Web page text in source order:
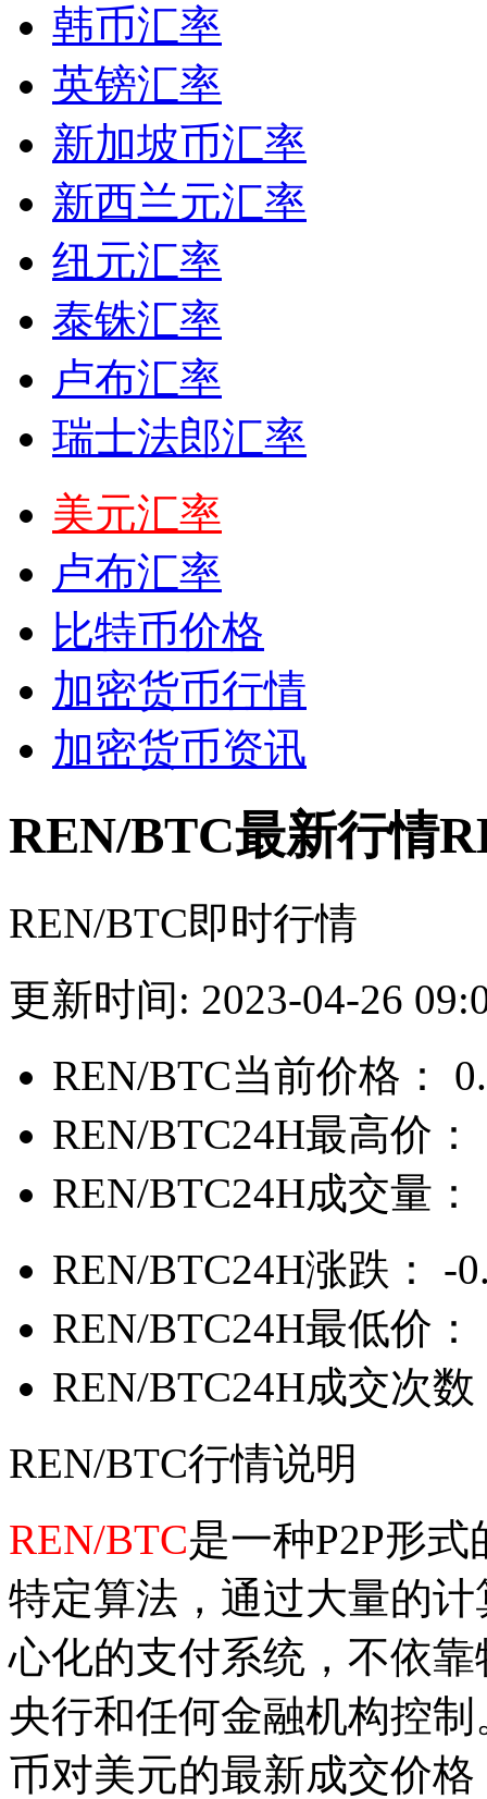
韩币汇率
英镑汇率
新加坡币汇率
新西兰元汇率
纽元汇率
泰铢汇率
卢布汇率
瑞士法郎汇率
美元汇率
卢布汇率
比特币价格
加密货币行情
加密货币资讯
REN/BTC最新行情
REN/BTC即时行情
更新时间: 2023-04-26
REN/BTC当前价格：
REN/BTC24H最高价：
REN/BTC24H成交量：
REN/BTC24H涨跌：
-
REN/BTC24H最低价：
REN/BTC24H成交次数
REN/BTC行情说明
REN/BTC是一种P2P形
特定算法，通过大量的
心化的支付系统，不依
央行和任何金融机构控
币对美元的最新成交价